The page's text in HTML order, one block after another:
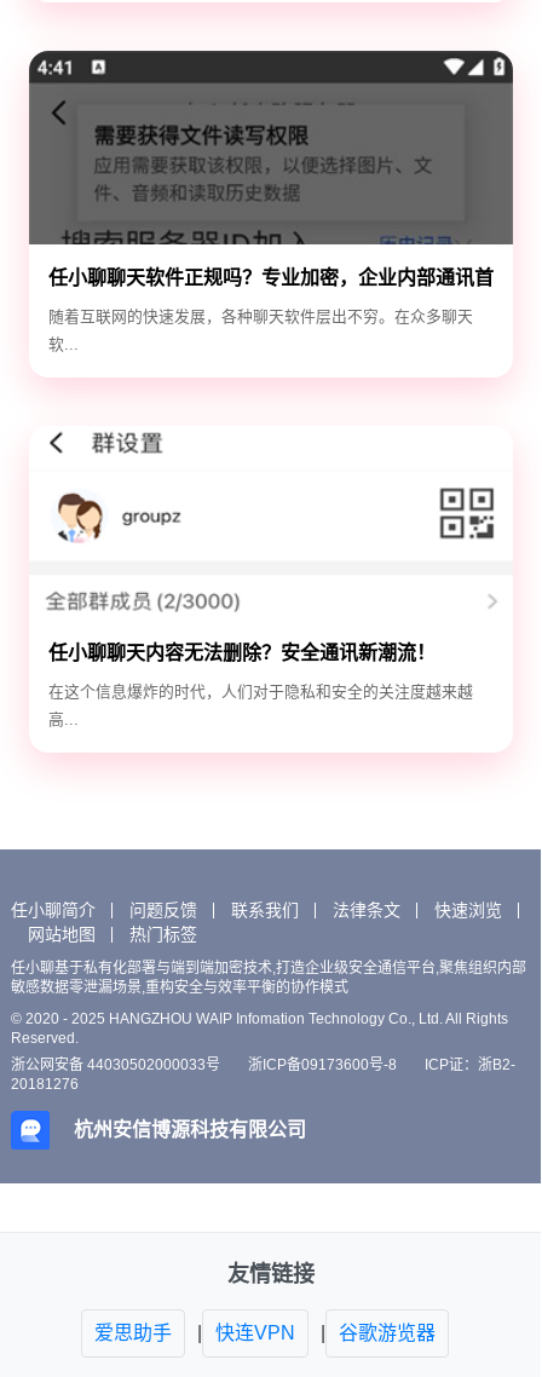
任小聊聊天软件正规吗？专业加密，企业内部通讯首
选！
随着互联网的快速发展，各种聊天软件层出不穷。在众多聊天
软...
任小聊聊天内容无法删除？安全通讯新潮流！
在这个信息爆炸的时代，人们对于隐私和安全的关注度越来越
高...
任小聊简介 问题反馈 联系我们 法律条文
快速浏览
网站地图
热门标签
任小聊基于私有化部署与端到端加密技术,打造企业级安全通信平台,聚焦组织内部
敏感数据零泄漏场景,重构安全与效率平衡的协作模式
© 2020 - 2025 HANGZHOU WAIP Infomation Technology Co., Ltd. All Rights
Reserved.
浙公网安备 44030502000033号
浙ICP备09173600号-8
ICP证：浙B2-
20181276
杭州安信博源科技有限公司
友情链接
爱思助手 快连VPN 谷歌游览器